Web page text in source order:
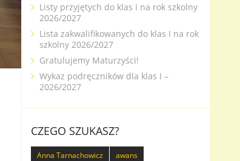
Listy przyjętych do klas I na rok szkolny
2026/2027
Lista zakwalifikowanych do klas I na rok
szkolny 2026/2027
Gratulujemy Maturzyści!
Wykaz podręczników dla klas I –
2026/2027
CZEGO SZUKASZ?
Anna Tarnachowicz
awans